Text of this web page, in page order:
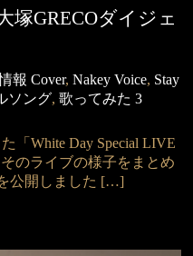
塚GRECOダイジェ
報 Cover,Nakey Voice, Stay
ソング,歌ってみた 3
「White Day Special LIVE
そのライブの様子をまとめ
公開しました […]